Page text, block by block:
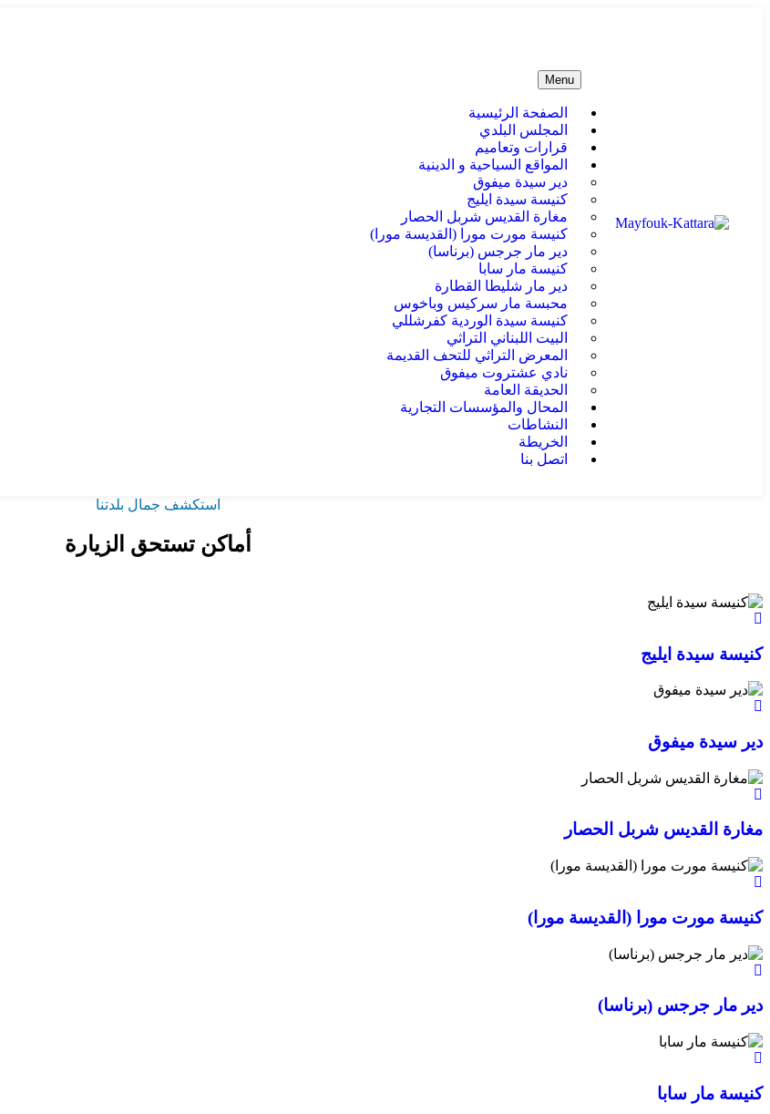
Menu
الصفحة الرئيسية
المجلس البلدي
قرارات وتعاميم
المواقع السياحية و الدينية
دير سيدة ميفوق
كنيسة سيدة ايليج
مغارة القديس شربل الحصار
كنيسة مورت مورا (القديسة مورا)
دير مار جرجس (برناسا)
كنيسة مار سابا
دير مار شليطا القطارة
محبسة مار سركيس وباخوس
كنيسة سيدة الوردية كفرشللي
البيت اللبناني التراثي
المعرض التراثي للتحف القديمة
نادي عشتروت ميفوق
الحديقة العامة
المحال والمؤسسات التجارية
النشاطات
الخريطة
اتصل بنا
استكشف جمال بلدتنا
أماكن تستحق الزيارة
كنيسة سيدة ايليج
دير سيدة ميفوق
مغارة القديس شربل الحصار
كنيسة مورت مورا (القديسة مورا)
دير مار جرجس (برناسا)
كنيسة مار سابا